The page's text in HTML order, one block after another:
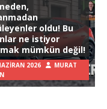
oldu! Bu
ne istiyor
mümkün değil!
2026
MURAT